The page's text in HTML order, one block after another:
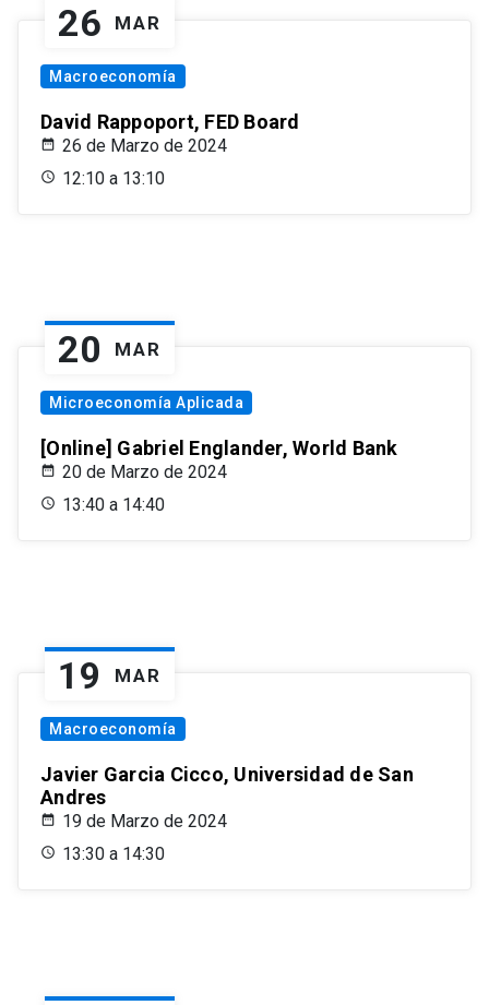
26 MAR
Macroeconomía
David Rappoport, FED Board
26 de Marzo de 2024
12:10 a 13:10
20 MAR
Microeconomía Aplicada
[Online] Gabriel Englander, World Bank
20 de Marzo de 2024
13:40 a 14:40
19 MAR
Macroeconomía
Javier Garcia Cicco, Universidad de San
Andres
19 de Marzo de 2024
13:30 a 14:30